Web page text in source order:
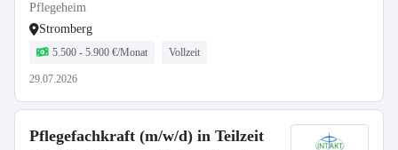
Pflegeheim
Stromberg
5.500 - 5.900 €/Monat Vollzeit
29.07.2026
Pflegefachkraft (m/w/d) in Teilzeit